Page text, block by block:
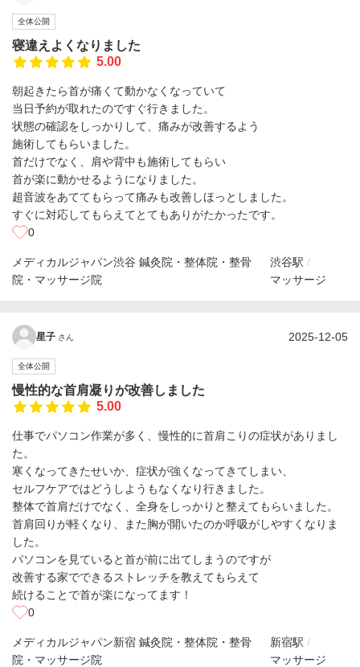
全体公開
寝違えよくなりました
5.00
朝起きたら首が痛くて動かなくなっていて
当日予約が取れたのですぐ行きました。
状態の確認をしっかりして、痛みが改善するよう
施術してもらいました。
首だけでなく、肩や背中も施術してもらい
首が楽に動かせるようになりました。
超音波をあててもらって痛みも改善しほっとしました。
すぐに対応してもらえてとてもありがたかったです。
0
メディカルジャパン渋谷 鍼灸院・整体院・整骨
院・マッサージ院
渋谷駅
マッサージ
星子 さん 2025-12-05
全体公開
慢性的な首肩凝りが改善しました
5.00
仕事でパソコン作業が多く、慢性的に首肩こりの症状がありまし
た。
寒くなってきたせいか、症状が強くなってきてしまい、
セルフケアではどうしようもなくなり行きました。
整体で首肩だけでなく、全身をしっかりと整えてもらいました。
首肩回りが軽くなり、また胸が開いたのか呼吸がしやすくなりま
した。
パソコンを見ていると首が前に出てしまうのですが
改善する家でできるストレッチを教えてもらえて
続けることで首が楽になってます！
0
メディカルジャパン新宿 鍼灸院・整体院・整骨
院・マッサージ院
新宿駅
マッサージ